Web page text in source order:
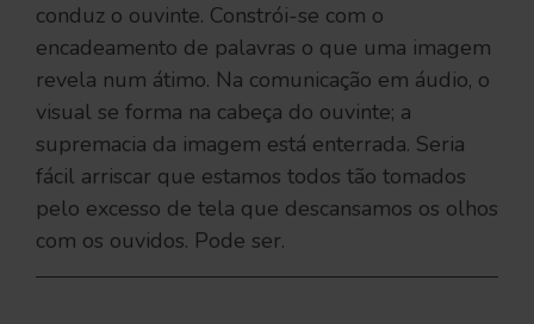
conduz o ouvinte. Constrói-se com o
encadeamento de palavras o que uma imagem
revela num átimo. Na comunicação em áudio, o
visual se forma na cabeça do ouvinte; a
supremacia da imagem está enterrada. Seria
fácil arriscar que estamos todos tão tomados
pelo excesso de tela que descansamos os olhos
com os ouvidos. Pode ser.